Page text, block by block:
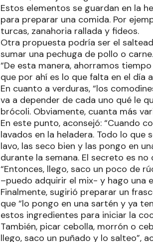
Estos elementos se guardan en la
para preparar una comida. Por
turcas, zanahoria rallada y fideos.
Otra propuesta podría ser el
sumar una pechuga de pollo o carne.
“De esta manera, ahorramos
que por ahí es lo que falta en el día
En cuanto a verduras, “los
va a depender de cada uno qué le
brócoli. Obviamente, cuanta más
En este punto, aconsejó: “Cuando
lavados en la heladera. Todo lo que
lavo, las seco bien y las pongo en
durante la semana. El secreto es
“Entonces, llego, saco un poco de
–puedo adquirir el mix- y hago una
Finalmente, sugirió preparar un
que “lo pongo en una sartén y ya
estos ingredientes para iniciar la
También, picar cebolla, morrón o
llego, saco un puñado y lo salteo”,